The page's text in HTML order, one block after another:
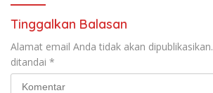
Tinggalkan Balasan
Alamat email Anda tidak akan dipublikasikan.
ditandai *